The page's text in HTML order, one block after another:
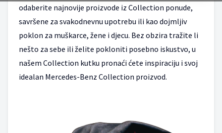
odaberite najnovije proizvode iz Collection ponude,
savršene za svakodnevnu upotrebu ili kao dojmljiv
poklon za muškarce, žene i djecu. Bez obzira tražite li
nešto za sebe ili želite pokloniti posebno iskustvo, u
našem Collection kutku pronaći ćete inspiraciju i svoj
idealan Mercedes-Benz Collection proizvod.